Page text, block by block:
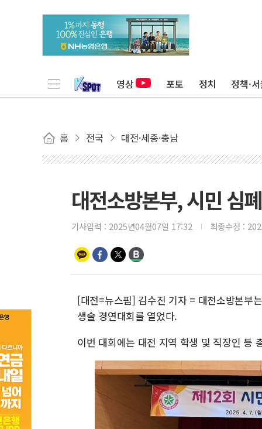
영상 포토 정치 정책·
홈 전국 대전·세종·충남
대전소방본부, 시민 심
기사입력 : 2025년04월07일 17:32 최종수정 :
[대전=뉴스핌] 김수진 기자 = 대전소방본부
생술 경연대회를 열었다.
이번 대회에는 대전 지역 학생 및 직장인 등